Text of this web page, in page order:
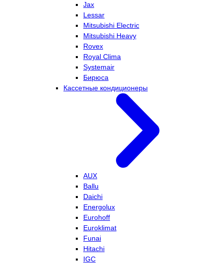
Jax
Lessar
Mitsubishi Electric
Mitsubishi Heavy
Rovex
Royal Clima
Systemair
Бирюса
Кассетные кондиционеры
AUX
Ballu
Daichi
Energolux
Eurohoff
Euroklimat
Funai
Hitachi
IGC